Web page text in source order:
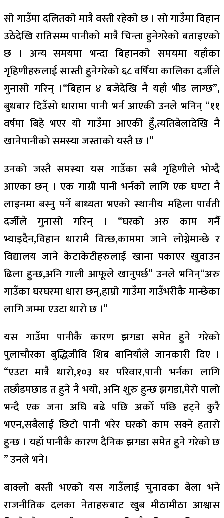
सो गाउँमा दलितको मात्रै वस्ती रहेको छ । सो गाउँमा विहान
उठेदेखि रातिसम्म पानीको मात्रै चिन्ता हुनेगरेको बताइएको
छ । अन्य समयमा भन्दा बिहानको समयमा यहाँका
गृहिणीहरुलाई सास्ती हुनेगरेको ६८ वर्षिया कालिका दर्जीले
गुनासो गरिन् ।“बिहान ४ बजेदेखि नै यहाँ भीड लाग्छ”,
बुधबार दिउँसो धारामा पानी भर्न आएकी उनले भनिन् “११
वर्षमा बिहे भएर यो गाउँमा आएकी हुँ,त्यतिबेलादेखि नै
खानेपानीको समस्या जस्ताको यस्तै छ ।”
उनको जस्तै समस्या यस गाउँका सबै गृहिणीले भोग्दै
आएका छन् । एक गाग्री पानी भर्नको लागि एक घण्टा नै
लाइनमा बस्नु पर्ने बाध्यता भएको स्थानीय महिला पार्वती
दर्जीले गुनासो गरिन् । “घरको अरु काम गर्नै
भ्याइदैन,विहान धारामै वित्छ,काममा जाने लोग्नेमान्छे र
विद्यालय जाने केटाकेटीहरुलाई खाना पकाएर खुवाउन
ढिला हुन्छ,अनि गाली आफूले खानुपर्छ” उनले भनिन्“अरु
गाउँका घरघरमा धारा छन्,हाम्रो गाउँमा गाउँभरीकै मान्छेका
लागि जम्मा एउटा धारो छ ।”
यस गाउँमा पानीकै कारण झगडा समेत हुने गरेको
पुलाचौरका बुद्धिजीवि शिब बानियाँले जानकारी दिए ।
“एउटा मात्रै धारो,१०३ घर परिवार,पानी भर्नका लागि
तछाँडमछाड त हुने नै भयो, अनि शुरु हुन्छ झगडा,मेरो पालो
भन्दै एक जना अघि बढे पछि अर्को पछि हट्ने कुरै
भएन,सबैलाई छिटो पानी भरेर घरको काम सक्ने हतारो
हुन्छ । यहाँ पानीकै कारण दैनिक झगडा समेत हुने गरेको छ
” उनले भने।
बाक्लो बस्ती भएको यस गाउँलाई चुनावका बेला भने
राजनीतिक दलका नेताहरुबाट खुब मीठामीठा आश्वास